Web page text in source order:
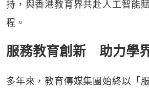
持，與香港教育界共赴人工智能
程。
服務教育創新 助力學
多年來，教育傳媒集團始終以「